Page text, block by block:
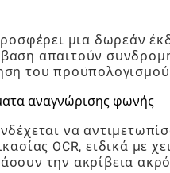
μια δωρεάν
απαιτούν
​​του
αναγνώρισης φωνής
να
OCR, ειδικά
την ακρίβεια